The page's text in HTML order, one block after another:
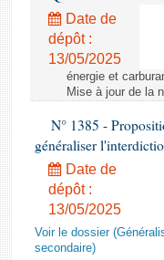
Date de
dépôt :
13/05/2025
énergie et
Mise à jour de la
N° 1385 -
généraliser
Date de
dépôt :
13/05/2025
Voir le dossier
secondaire)